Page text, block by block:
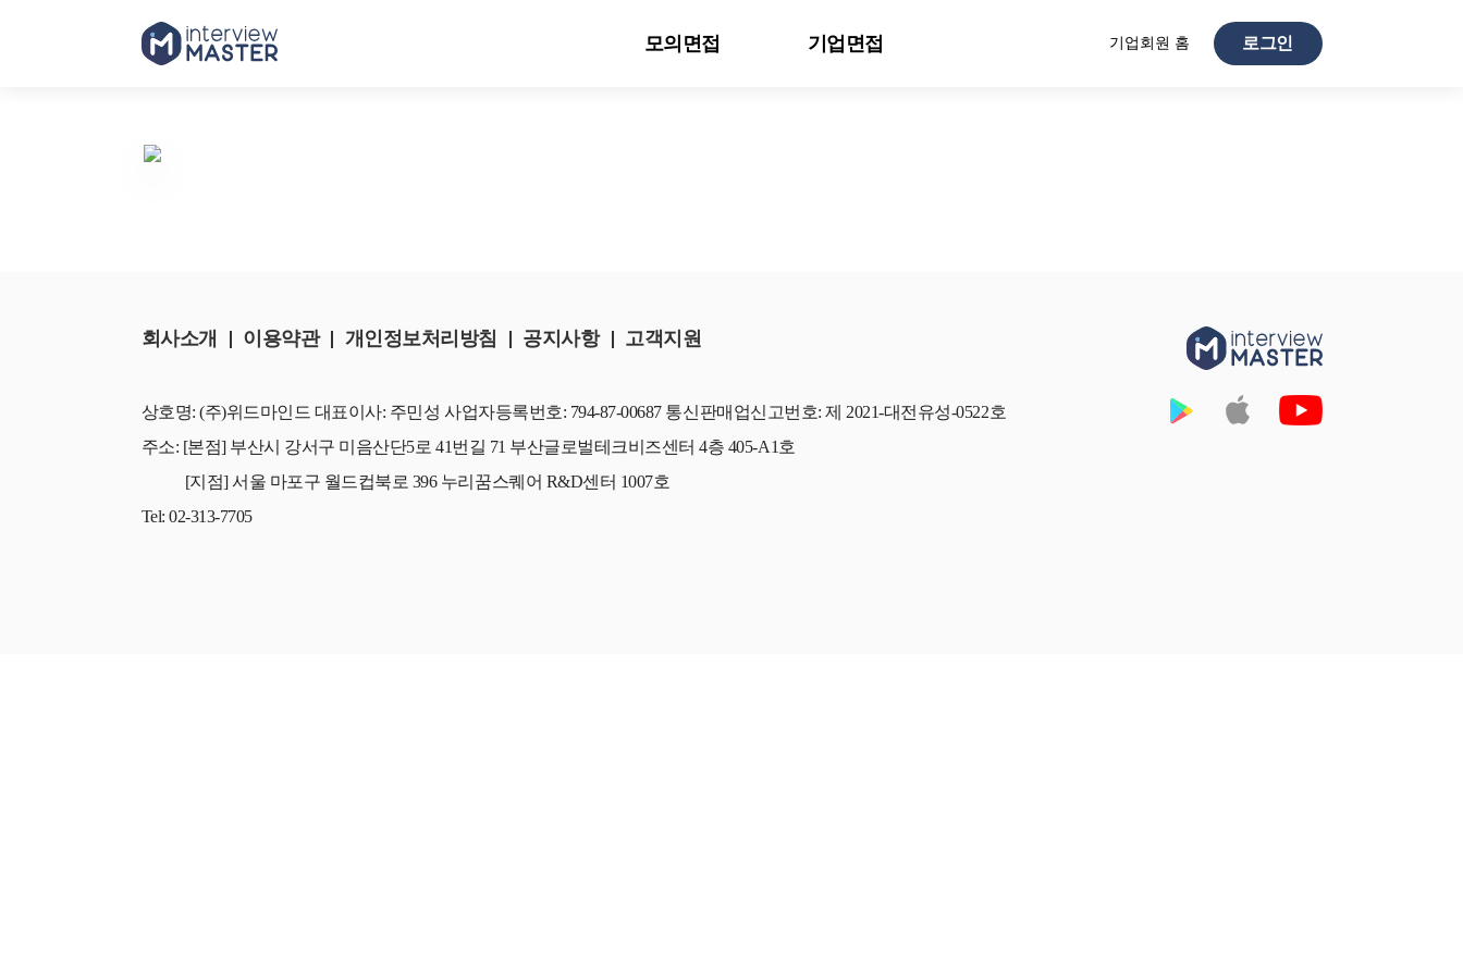
모의면접 기업면접 기업회원 홈 로그인
회사소개 이용약관 개인정보처리방침 공지사항 고객지원
상호명: (주)위드마인드 대표이사: 주민성 사업자등록번호: 794-87-00687 통신판매업신고번호: 제 2021-대전유성-0522호
주소: [본점] 부산시 강서구 미음산단5로 41번길 71 부산글로벌테크비즈센터 4층 405-A1호
[지점] 서울 마포구 월드컵북로 396 누리꿈스퀘어 R&D센터 1007호
Tel: 02-313-7705